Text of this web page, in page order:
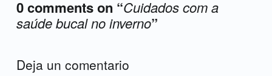
0 comments on “Cuidados com a
saúde bucal no inverno”
Deja un comentario